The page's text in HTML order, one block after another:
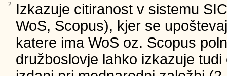
2. Izkazuje citiranost v sistemu
WoS, Scopus), kjer se
katere ima WoS oz. Scopus
družboslovje lahko izkazuje